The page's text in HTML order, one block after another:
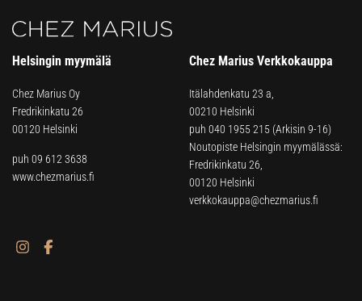
Helsingin myymälä
Chez Marius Oy
Fredrikinkatu 26
00120 Helsinki
puh 09 612 3638
www.chezmarius.fi
Chez Marius Verkkokauppa
Itälahdenkatu 23 a,
00210 Helsinki
puh 040 1955 215 (Arkisin 9-16)
Noutopiste Helsingin myymälässä:
Fredrikinkatu 26,
00120 Helsinki
verkkokauppa@chezmarius.fi